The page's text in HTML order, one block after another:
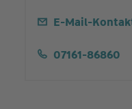
E-Mail-
07161-86860